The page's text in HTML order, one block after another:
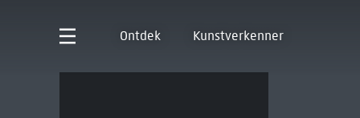
Ontdek Kunstverkenner